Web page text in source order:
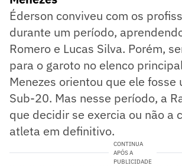
Éderson conviveu com os
durante um período,
Romero e Lucas Silva. Porém,
para o garoto no elenco
Menezes orientou que ele fosse
Sub-20. Mas nesse período, a
que decidir se exercia ou não a
atleta em definitivo.
CONTINUA
APÓS A
PUBLICIDADE